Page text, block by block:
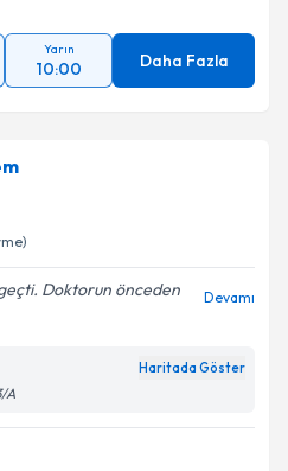
Yarın
10:00 Daha Fazla
Doktorun önceden
Devamı
Haritada Göster
A